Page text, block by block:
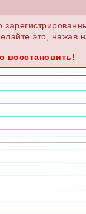
это, нажав
восстановить!